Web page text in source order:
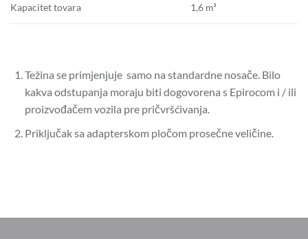
Kapacitet tovara 1,6 m³
Težina se primjenjuje samo na standardne nosače. Bilo
kakva odstupanja moraju biti dogovorena s Epirocom i / ili
proizvođačem vozila pre pričvršćivanja.
Priključak sa adapterskom pločom prosečne veličine.